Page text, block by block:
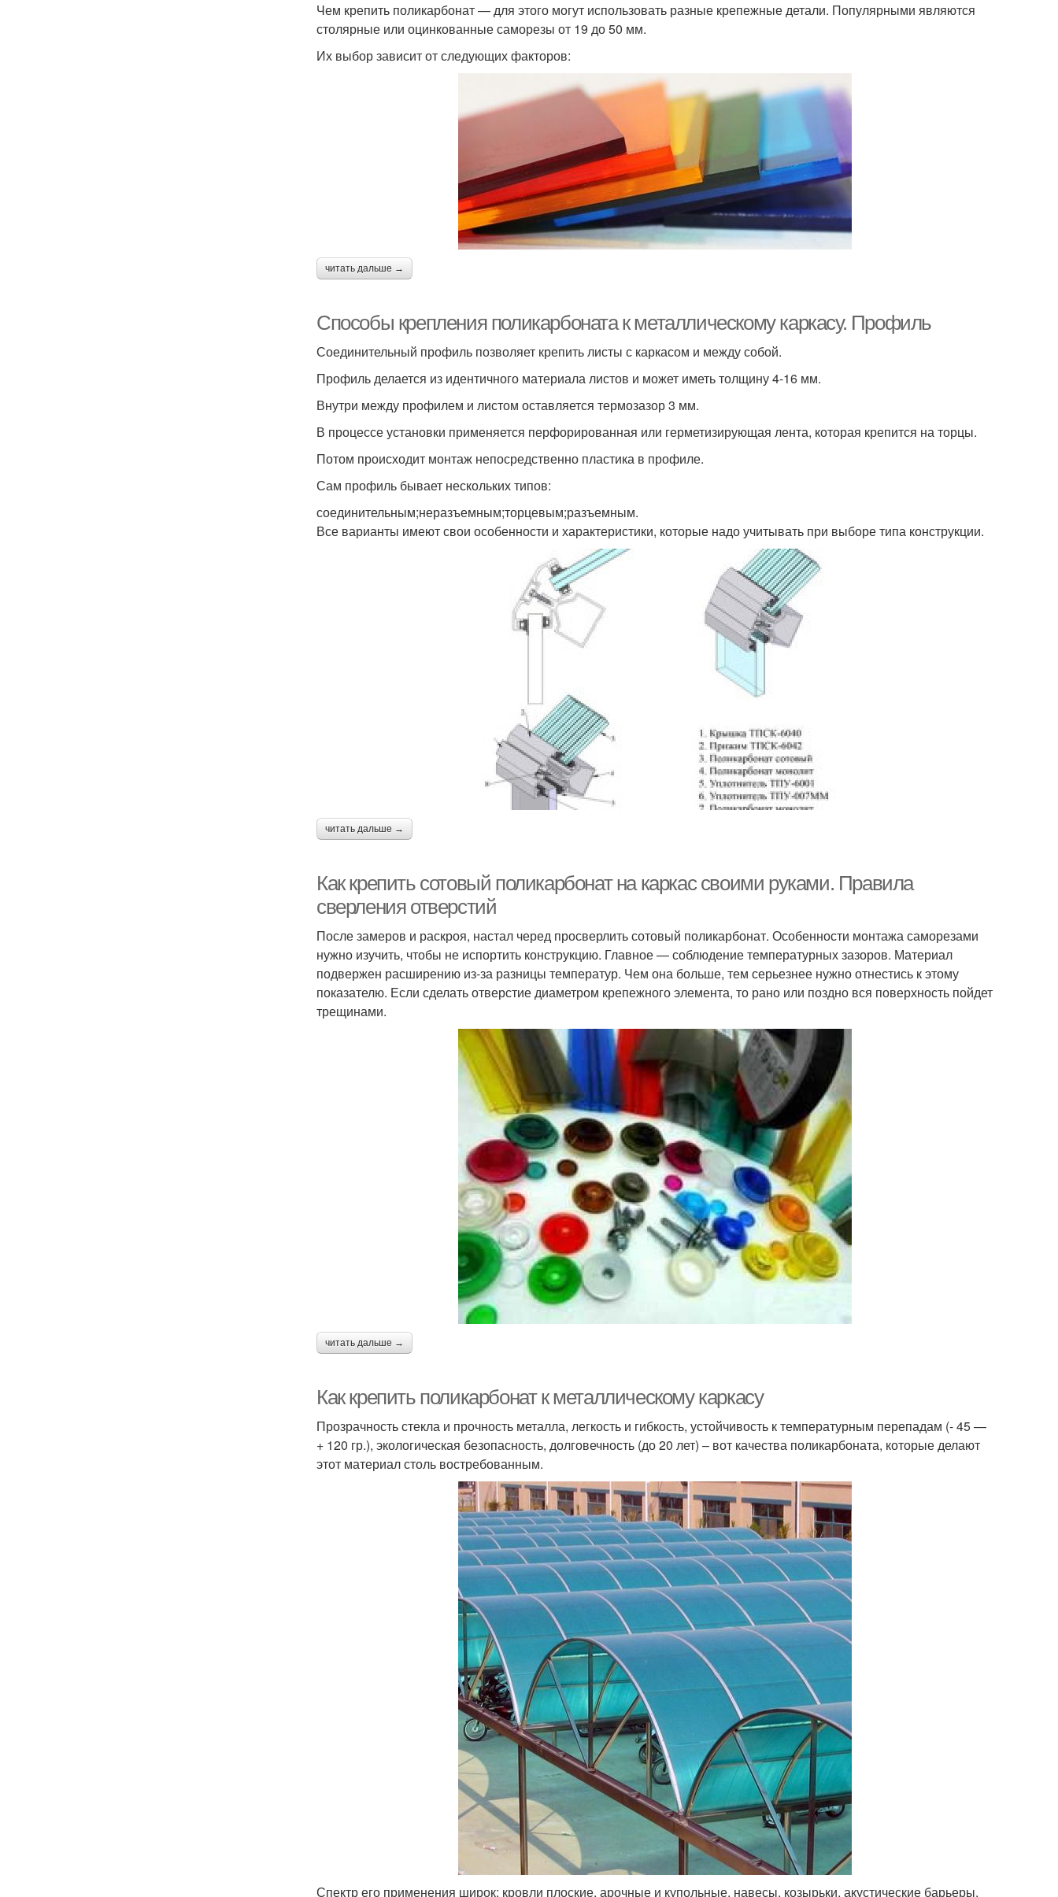
Чем крепить поликарбонат — для этого могут использовать разные крепежные детали. Популярными являются
столярные или оцинкованные саморезы от 19 до 50 мм.
Их выбор зависит от следующих факторов:
читать дальше →
Способы крепления поликарбоната к металлическому каркасу. Профиль
Соединительный профиль позволяет крепить листы с каркасом и между собой.
Профиль делается из идентичного материала листов и может иметь толщину 4-16 мм.
Внутри между профилем и листом оставляется термозазор 3 мм.
В процессе установки применяется перфорированная или герметизирующая лента, которая крепится на торцы.
Потом происходит монтаж непосредственно пластика в профиле.
Сам профиль бывает нескольких типов:
соединительным;неразъемным;торцевым;разъемным.
Все варианты имеют свои особенности и характеристики, которые надо учитывать при выборе типа конструкции.
читать дальше →
Как крепить сотовый поликарбонат на каркас своими руками. Правила
сверления отверстий
После замеров и раскроя, настал черед просверлить сотовый поликарбонат. Особенности монтажа саморезами
нужно изучить, чтобы не испортить конструкцию. Главное — соблюдение температурных зазоров. Материал
подвержен расширению из-за разницы температур. Чем она больше, тем серьезнее нужно отнестись к этому
показателю. Если сделать отверстие диаметром крепежного элемента, то рано или поздно вся поверхность пойдет
трещинами.
читать дальше →
Как крепить поликарбонат к металлическому каркасу
Прозрачность стекла и прочность металла, легкость и гибкость, устойчивость к температурным перепадам (- 45 —
+ 120 гр.), экологическая безопасность, долговечность (до 20 лет) – вот качества поликарбоната, которые делают
этот материал столь востребованным.
Спектр его применения широк: кровли плоские, арочные и купольные, навесы, козырьки, акустические барьеры,